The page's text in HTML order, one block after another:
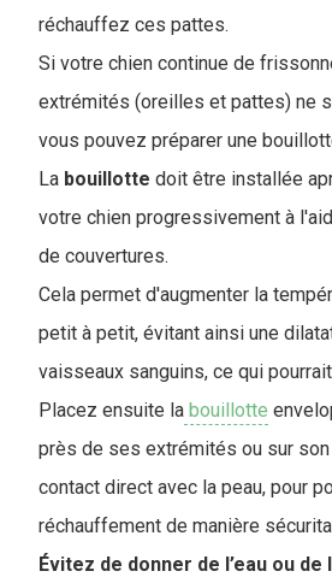
réchauffez ces pattes.
Si votre chien continue de
extrémités (oreilles et pattes) ne
vous pouvez préparer une
La bouillotte doit être installée
votre chien progressivement à
de couvertures.
Cela permet d'augmenter la
petit à petit, évitant ainsi une
vaisseaux sanguins, ce qui
Placez ensuite la bouillotte
près de ses extrémités ou sur
contact direct avec la peau, pour
réchauffement de manière
Évitez de donner de l’eau ou